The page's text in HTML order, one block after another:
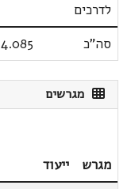
לדרכים
סה"כ 4.085
מגרשים
מגרש ייעוד